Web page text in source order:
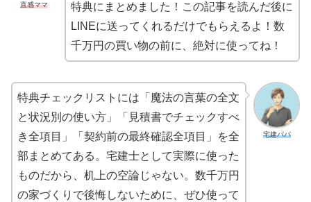
直感ママ
特典にまとめました！この記事を読んだ後に
LINEに送ってくれるだけでもらえるよ！数
千万円の買い物の前に、絶対に使ってね！
宅建パパ
特典チェックリストには「魔法の言葉の全文
と状況別の使い方」「見積書でチェックすべ
き全項目」「契約前の最終確認全項目」を全
部まとめてある。宅建士として実際に使った
ものだから、机上の空論じゃない。数千万円
の家づくりで後悔しないために、ぜひ使って